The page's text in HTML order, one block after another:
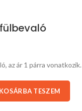
az ár 1 párra vonatkozik.
KOSÁRBA TESZEM